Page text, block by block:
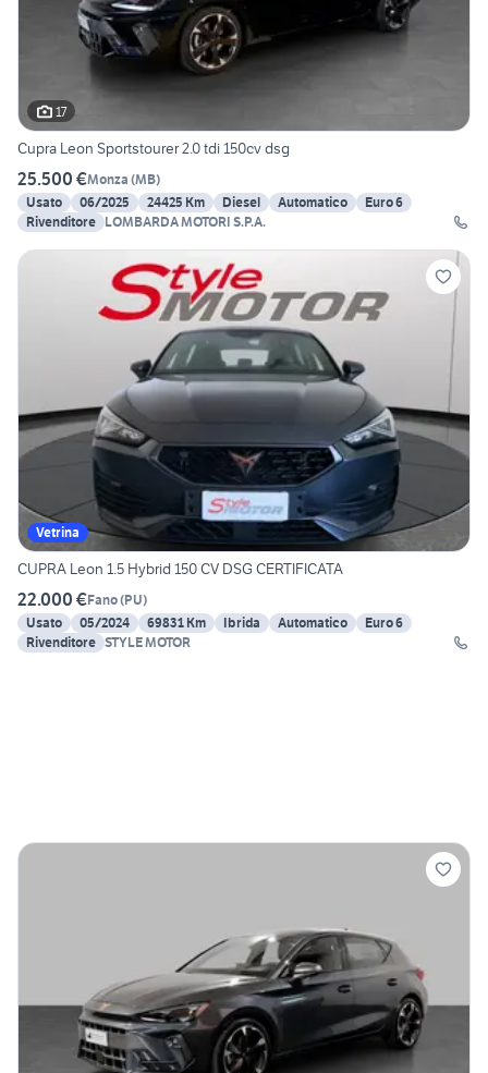
17
Cupra Leon Sportstourer 2.0 tdi 150cv dsg
25.500 €Monza (MB)
Usato
06/2025 24425 Km Diesel Automatico
Euro 6
Rivenditore LOMBARDA MOTORI S.P.A.
Vetrina
CUPRA Leon 1.5 Hybrid 150 CV DSG CERTIFICATA
22.000 €Fano(PU)
Usato
05/2024 69831 Km Ibrida Automatico
Euro 6
Rivenditore STYLE MOTOR